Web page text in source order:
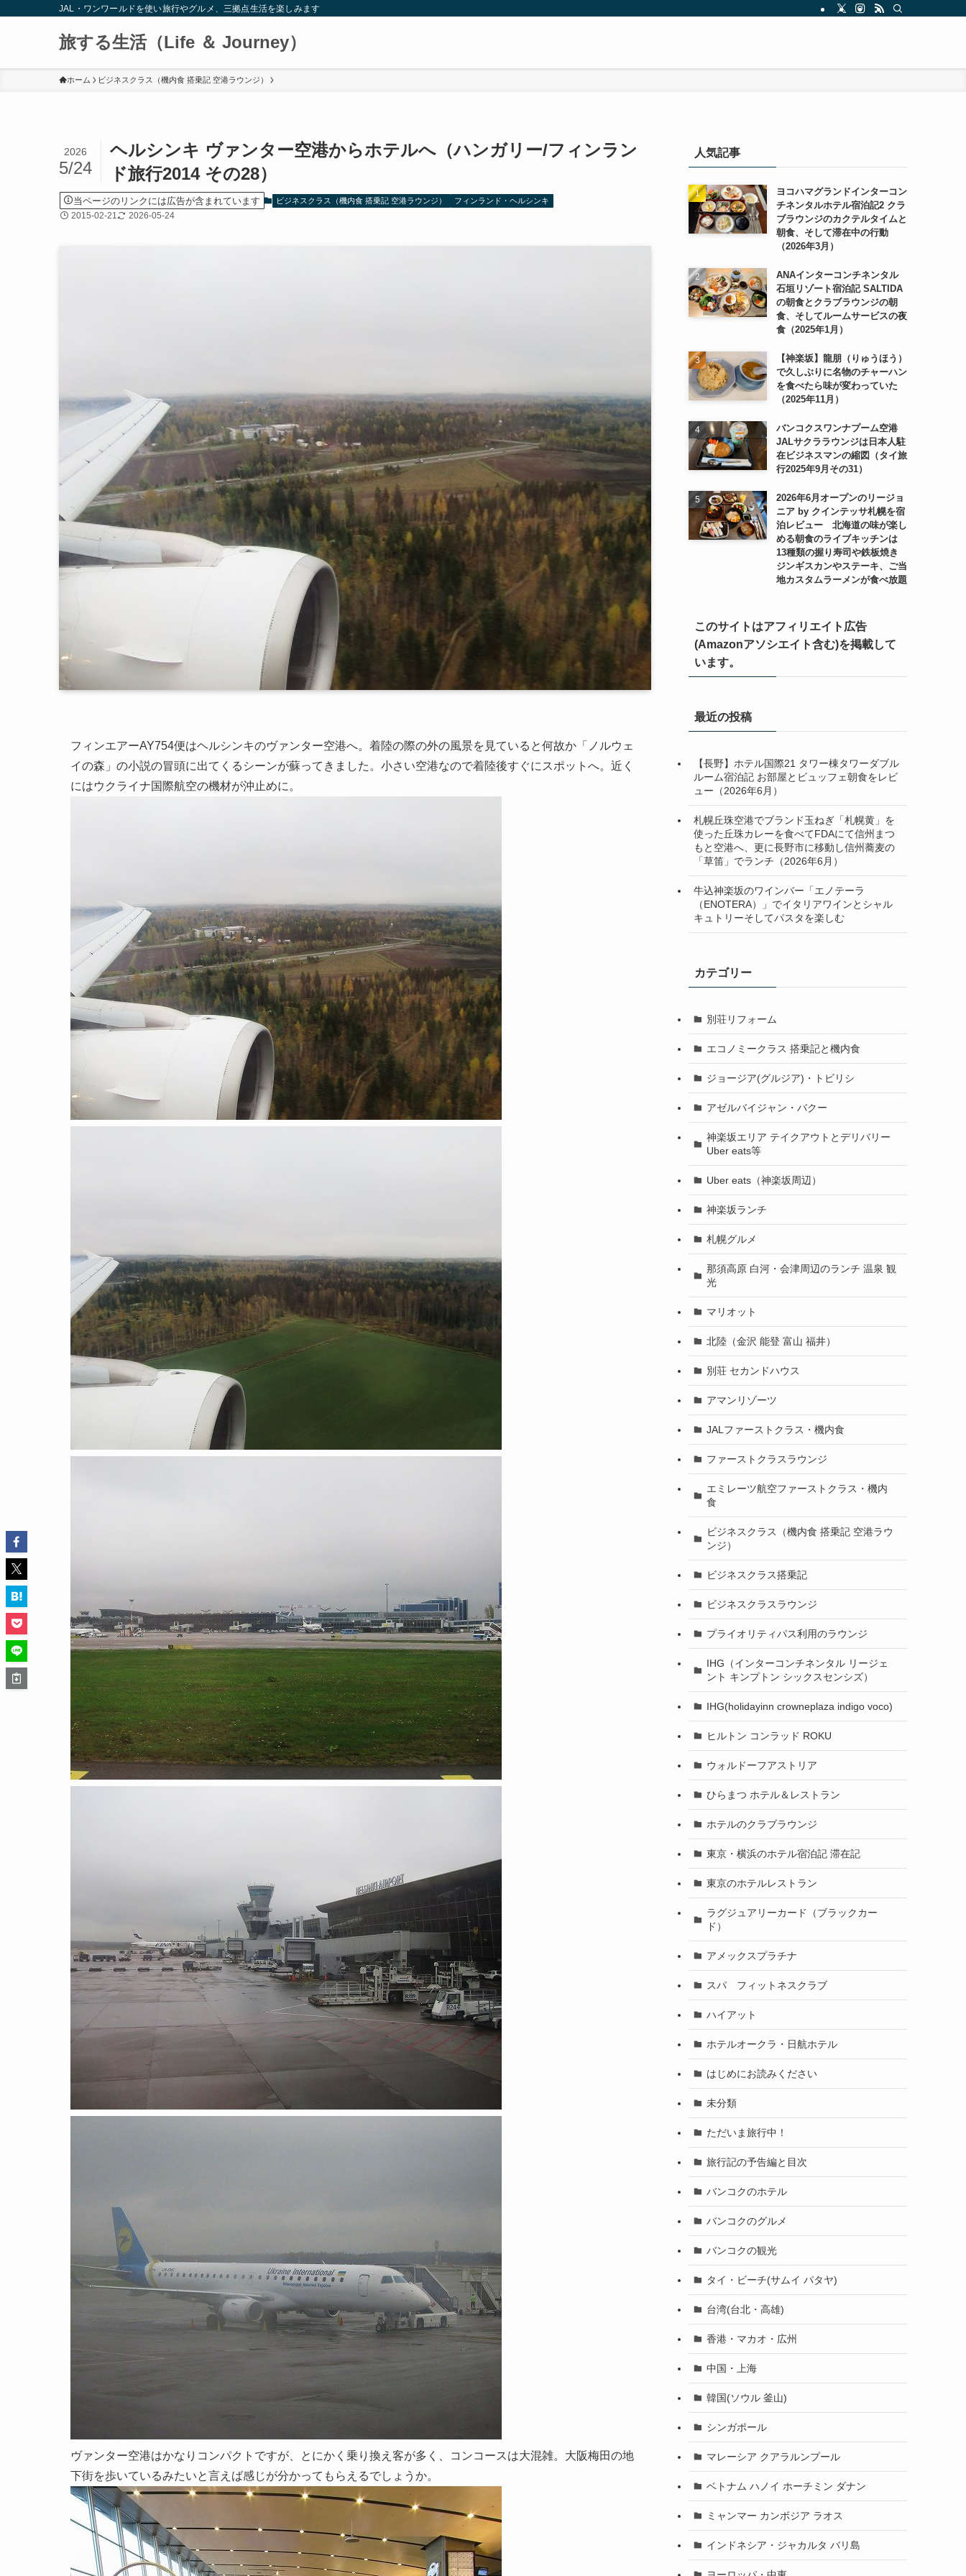
JAL・ワンワールドを使い旅行やグルメ、三拠点生活を楽しみます
旅する生活（Life ＆ Journey）
ホーム ビジネスクラス（機内食 搭乗記 空港ラウンジ）
ヘルシンキ ヴァンター空港からホテルへ（ハンガリー/フィンラン
ド旅行2014 その28）
2026
5/24
当ページのリンクには広告が含まれています ビジネスクラス（機内食 搭乗記 空港ラウンジ） フィンランド・ヘルシンキ
2015-02-21 2026-05-24
フィンエアーAY754便はヘルシンキのヴァンター空港へ。着陸の際の外の風景を見ていると何故か「ノルウェ
イの森」の小説の冒頭に出てくるシーンが蘇ってきました。小さい空港なので着陸後すぐにスポットへ。近く
にはウクライナ国際航空の機材が沖止めに。
ヴァンター空港はかなりコンパクトですが、とにかく乗り換え客が多く、コンコースは大混雑。大阪梅田の地
下街を歩いているみたいと言えば感じが分かってもらえるでしょうか。
人気記事
ヨコハマグランドインターコン
チネンタルホテル宿泊記2 クラ
ブラウンジのカクテルタイムと
朝食、そして滞在中の行動
（2026年3月）
ANAインターコンチネンタル
石垣リゾート宿泊記 SALTIDA
の朝食とクラブラウンジの朝
食、そしてルームサービスの夜
食（2025年1月）
【神楽坂】龍朋（りゅうほう）
で久しぶりに名物のチャーハン
を食べたら味が変わっていた
（2025年11月）
バンコクスワンナプーム空港
JALサクララウンジは日本人駐
在ビジネスマンの縮図（タイ旅
行2025年9月その31）
2026年6月オープンのリージョ
ニア by クインテッサ札幌を宿
泊レビュー 北海道の味が楽し
める朝食のライブキッチンは
13種類の握り寿司や鉄板焼き
ジンギスカンやステーキ、ご当
地カスタムラーメンが食べ放題
このサイトはアフィリエイト広告
(Amazonアソシエイト含む)を掲載して
います。
最近の投稿
【長野】ホテル国際21 タワー棟タワーダブル
ルーム宿泊記 お部屋とビュッフェ朝食をレビ
ュー（2026年6月）
札幌丘珠空港でブランド玉ねぎ「札幌黄」を
使った丘珠カレーを食べてFDAにて信州まつ
もと空港へ、更に長野市に移動し信州蕎麦の
「草笛」でランチ（2026年6月）
牛込神楽坂のワインバー「エノテーラ
（ENOTERA）」でイタリアワインとシャル
キュトリーそしてパスタを楽しむ
カテゴリー
別荘リフォーム
エコノミークラス 搭乗記と機内食
ジョージア(グルジア)・トビリシ
アゼルバイジャン・バクー
神楽坂エリア テイクアウトとデリバリー
Uber eats等
Uber eats（神楽坂周辺）
神楽坂ランチ
札幌グルメ
那須高原 白河・会津周辺のランチ 温泉 観
光
マリオット
北陸（金沢 能登 富山 福井）
別荘 セカンドハウス
アマンリゾーツ
JALファーストクラス・機内食
ファーストクラスラウンジ
エミレーツ航空ファーストクラス・機内
食
ビジネスクラス（機内食 搭乗記 空港ラウ
ンジ）
ビジネスクラス搭乗記
ビジネスクラスラウンジ
プライオリティパス利用のラウンジ
IHG（インターコンチネンタル リージェ
ント キンプトン シックスセンシズ）
IHG(holidayinn crowneplaza indigo voco)
ヒルトン コンラッド ROKU
ウォルドーフアストリア
ひらまつ ホテル＆レストラン
ホテルのクラブラウンジ
東京・横浜のホテル宿泊記 滞在記
東京のホテルレストラン
ラグジュアリーカード（ブラックカー
ド）
アメックスプラチナ
スパ フィットネスクラブ
ハイアット
ホテルオークラ・日航ホテル
はじめにお読みください
未分類
ただいま旅行中！
旅行記の予告編と目次
バンコクのホテル
バンコクのグルメ
バンコクの観光
タイ・ビーチ(サムイ パタヤ)
台湾(台北・高雄)
香港・マカオ・広州
中国・上海
韓国(ソウル 釜山)
シンガポール
マレーシア クアラルンプール
ベトナム ハノイ ホーチミン ダナン
ミャンマー カンボジア ラオス
インドネシア・ジャカルタ バリ島